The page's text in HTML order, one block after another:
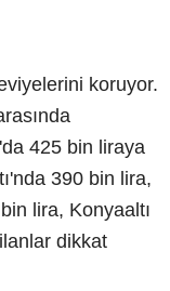
koruyor.
425 bin liraya
390 bin lira,
lira, Konyaaltı
dikkat